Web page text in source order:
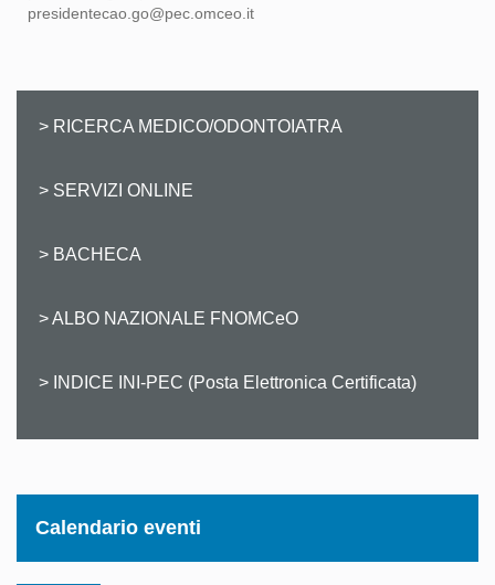
> RICERCA MEDICO/ODONTOIATRA
> SERVIZI ONLINE
> BACHECA
> ALBO NAZIONALE FNOMCeO
> INDICE INI-PEC (Posta Elettronica Certificata)
Calendario eventi